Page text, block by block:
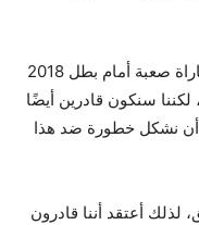
من جانبه، قال ياسين عياري، إنه يتوقع مباراة صعبة أمام بطل 2018
لكننا سنكون قادرين أيضًا
أن نشكل خطورة ضد هذا
لذلك أعتقد أننا قادرون